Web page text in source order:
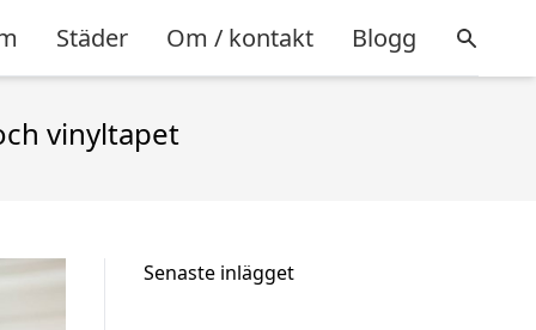
Städer Om / kontakt Blogg
vinyltapet
Senaste inlägget